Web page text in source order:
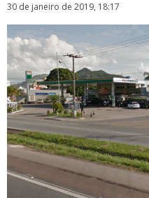
30 de janeiro de 2019, 18:17